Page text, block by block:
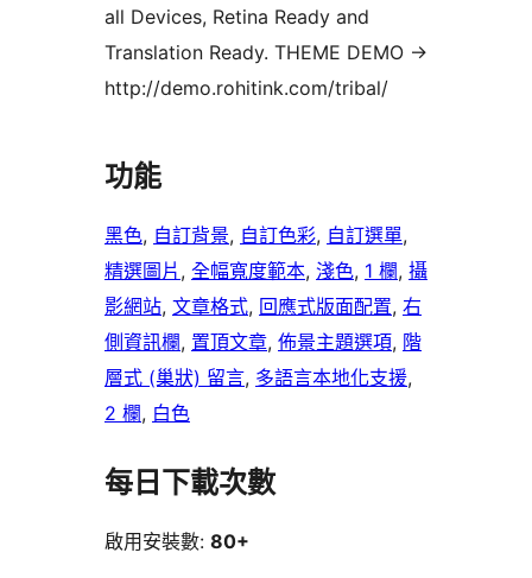
all Devices, Retina Ready and
Translation Ready. THEME DEMO ->
http://demo.rohitink.com/tribal/
功能
黑色, 自訂背景, 自訂色彩, 自訂選單
精選圖片 , 全幅寬度範本, 淺色, 1 欄, 攝
影網站, 文章格式, 回應式版面配置, 右
側資訊欄, 置頂文章, 佈景主題選項, 階
層式 (巢狀) 留言, 多語言本地化支援
2 欄, 白色
每日下載次數
啟用安裝數: 80+